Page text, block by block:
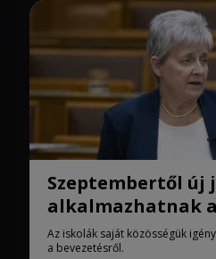
Szeptembertől új
alkalmazhatnak
iskolák
Az iskolák saját közösségük
a bevezetésről.